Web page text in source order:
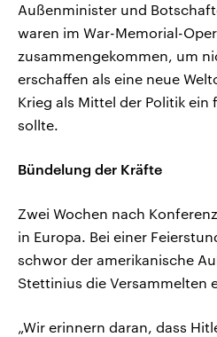
Außenminister und
waren im War-Memorial-
zusammengekommen, um
erschaffen als eine neue
Krieg als Mittel der Politik ein
sollte.
Bündelung der Kräfte
Zwei Wochen nach
in Europa. Bei einer
schwor der amerikanische
Stettinius die Versammelten
„Wir erinnern daran, dass